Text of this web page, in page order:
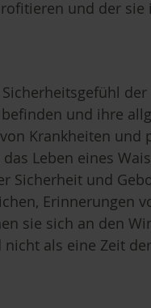
und der
und ihre
Krankheiten und
Leben eines
Sicherheit und
Erinnerungen
sie sich an den
als eine Zeit